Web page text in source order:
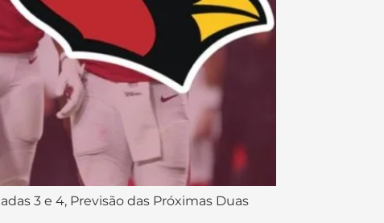
3 e 4, Previsão das Próximas Duas